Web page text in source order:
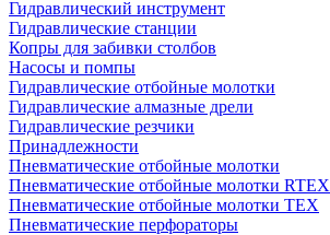
Гидравлический инструмент
Гидравлические станции
Копры для забивки столбов
Насосы и помпы
Гидравлические отбойные молотки
Гидравлические алмазные дрели
Гидравлические резчики
Принадлежности
Пневматические отбойные молотки
Пневматические отбойные молотки RTEX
Пневматические отбойные молотки TEX
Пневматические перфораторы